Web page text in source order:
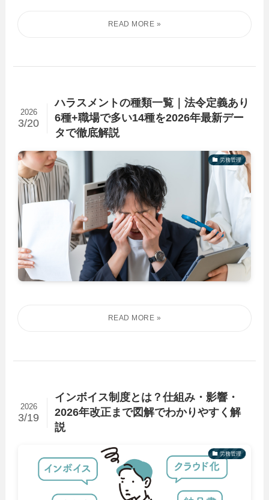
ハラスメントの種類一覧｜法令定義あり
6種+職場で多い14種を2026年最新デー
タで徹底解説
2026
3/20
労務管理
インボイス制度とは？仕組み・影響・
2026年改正まで図解でわかりやすく解
説
2026
3/19
労務管理